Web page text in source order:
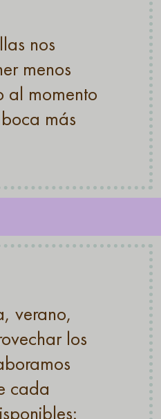
nos
menos
al momento
más
verano,
los
cada